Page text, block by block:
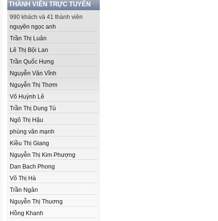
THÀNH VIÊN TRỰC TUYẾN
990 khách và 41 thành viên
nguyẽn ngọc anh
Trần Thị Luân
Lê Thị Bội Lan
Trần Quốc Hưng
Nguyễn Văn Vĩnh
Nguyễn Thị Thơm
Võ Huỳnh Lê
Trần Thị Dung Tú
Ngô Thị Hậu
phùng văn mạnh
Kiều Thị Giang
Nguyễn Thị Kim Phượng
Dan Bach Phong
Võ Thị Hà
Trần Ngân
Nguyễn Thị Thuơng
Hồng Khanh